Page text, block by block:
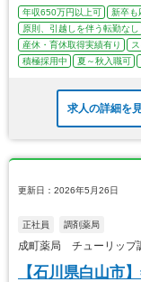
年収650万円以上可 新卒も
原則、引越しを伴う転勤なし
産休・育休取得実績有り
積極採用中
夏～秋入職可
求人の詳細を
更新日：2026年5月26日
正社員 調剤薬局
成町薬局 チューリップ
【石川県白山市